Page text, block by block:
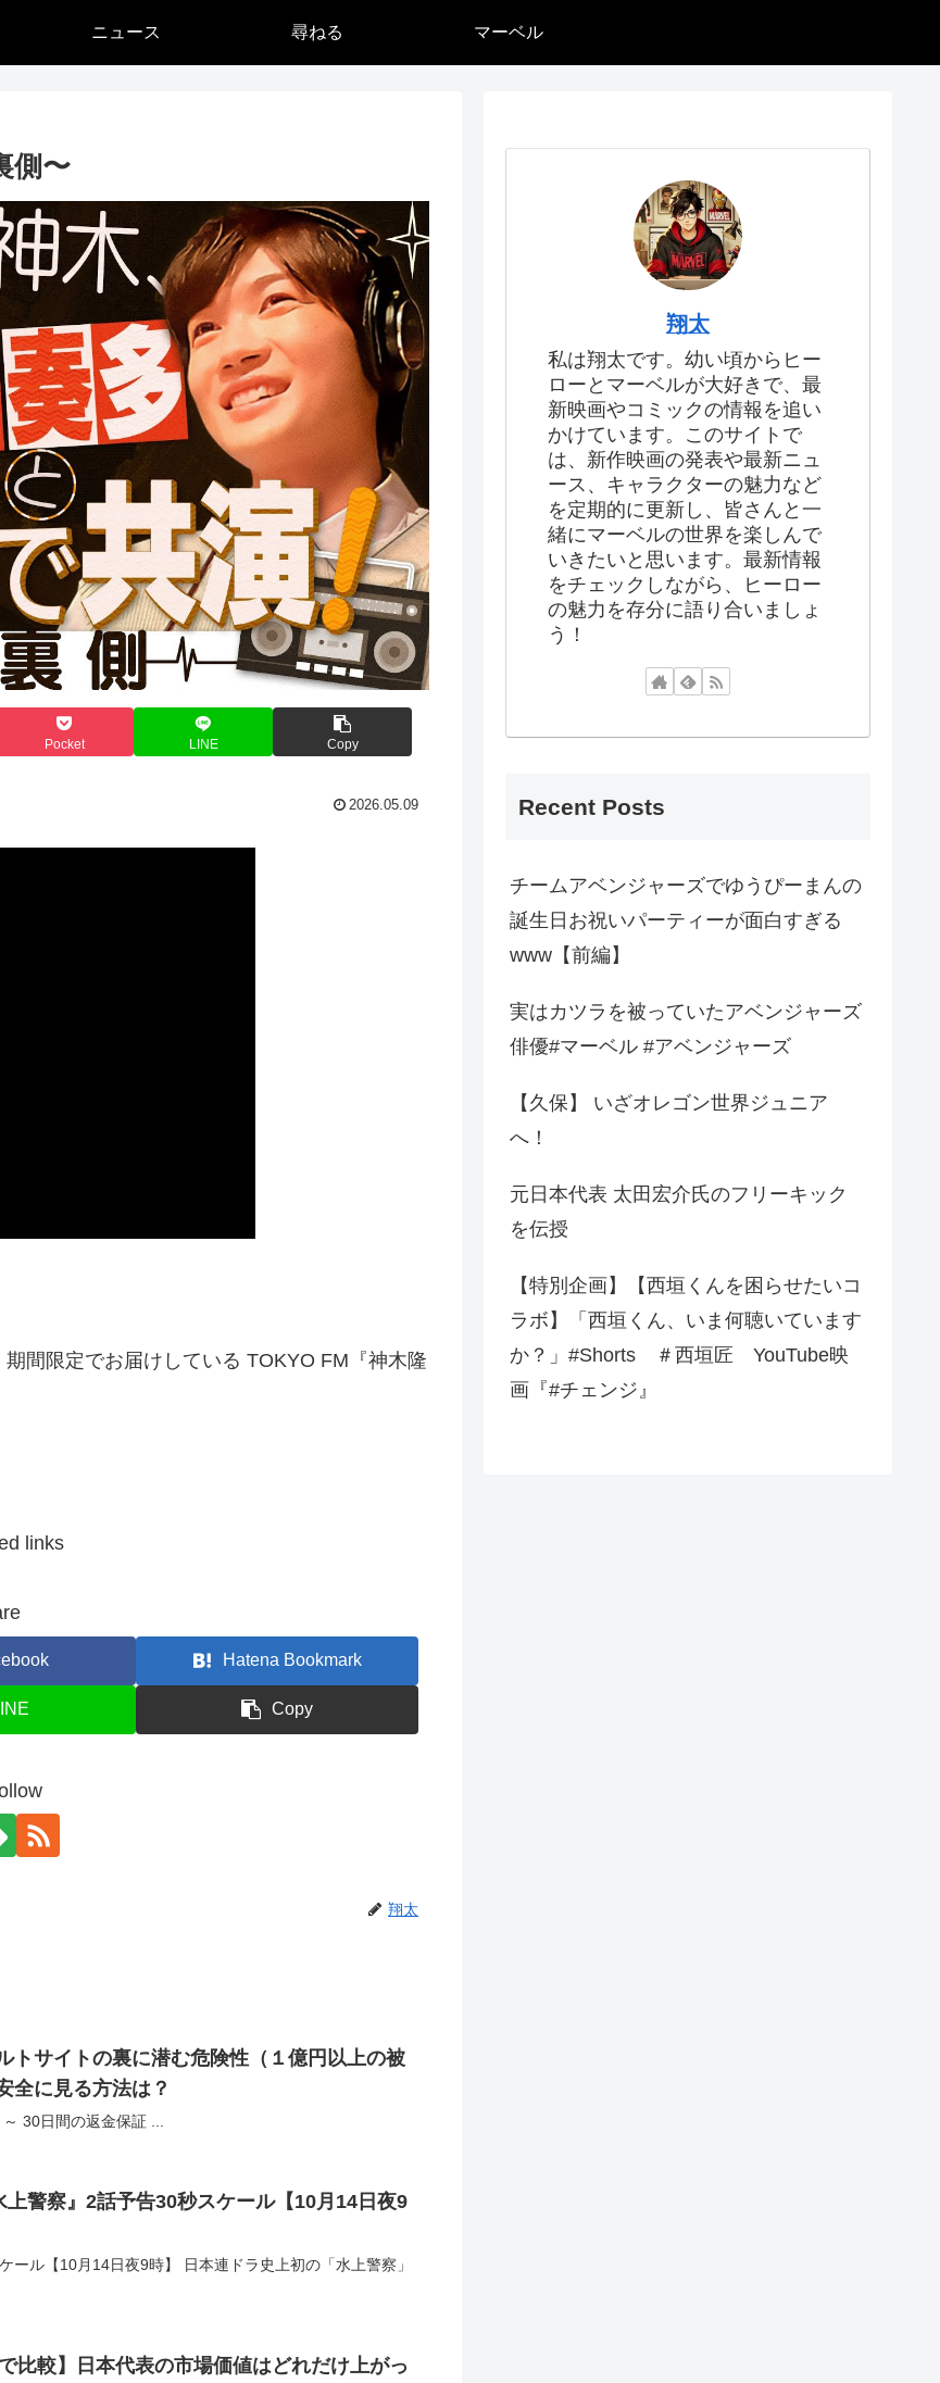
ニュース 尋ねる マーベル
側〜
Pocket LINE Copy
2026.05.09
間限定でお届けしている TOKYO FM『神木隆
links
Hatena Bookmark
Copy
翔太
トサイトの裏に潜む危険性（１億円以上の被
全に見る方法は？
30日間の返金保証 ...
警察』2話予告30秒スケール【10月14日夜9
ール【10月14日夜9時】 日本連ドラ史上初の「水上警察」
比較】日本代表の市場価値はどれだけ上がっ
翔太
私は翔太です。幼い頃からヒー
ローとマーベルが大好きで、最
新映画やコミックの情報を追い
かけています。このサイトで
は、新作映画の発表や最新ニュ
ース、キャラクターの魅力など
を定期的に更新し、皆さんと一
緒にマーベルの世界を楽しんで
いきたいと思います。最新情報
をチェックしながら、ヒーロー
の魅力を存分に語り合いましょ
う！
Recent Posts
チームアベンジャーズでゆうぴーまんの
誕生日お祝いパーティーが面白すぎる
www【前編】
実はカツラを被っていたアベンジャーズ
俳優#マーベル #アベンジャーズ
【久保】 いざオレゴン世界ジュニア
へ！
元日本代表 太田宏介氏のフリーキック
を伝授
【特別企画】【西垣くんを困らせたいコ
ラボ】「西垣くん、いま何聴いています
か？」#Shorts ＃西垣匠 YouTube映
画『#チェンジ』